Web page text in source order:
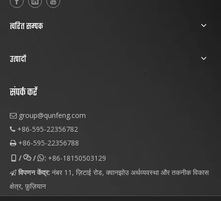
त्वरित सम्पक
उत्पादों
संपर्क करें
 group@qunfeng.com
 +86-595-22356782
 +86-595-22356788
 //: +86-18150503129
 विपणन केंद्र: नंबर 11, ज़िटाई रोड, क्वानझोउ अर्थव्यवस्था और तकनीक विकास
क्षेत्र, फ़ुज़ियान